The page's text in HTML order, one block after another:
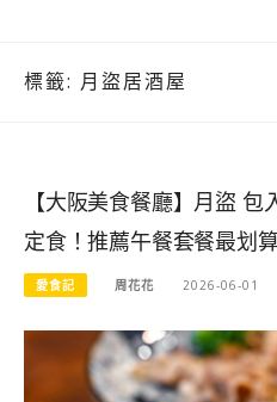
標籤: 月盜居酒屋
【大阪美食餐廳】月盜
定食！推薦午餐套餐最划
愛食記 周花花 2026-06-01